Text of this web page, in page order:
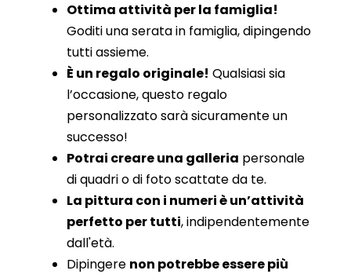
Ottima attività per la famiglia!
Goditi una serata in famiglia, dipingendo
tutti assieme.
È un regalo originale! Qualsiasi sia
l’occasione, questo regalo
personalizzato sarà sicuramente un
successo!
Potrai creare una galleria personale
di quadri o di foto scattate da te.
La pittura con i numeri è un’attività
perfetto per tutti, indipendentemente
dall'età.
Dipingere non potrebbe essere più